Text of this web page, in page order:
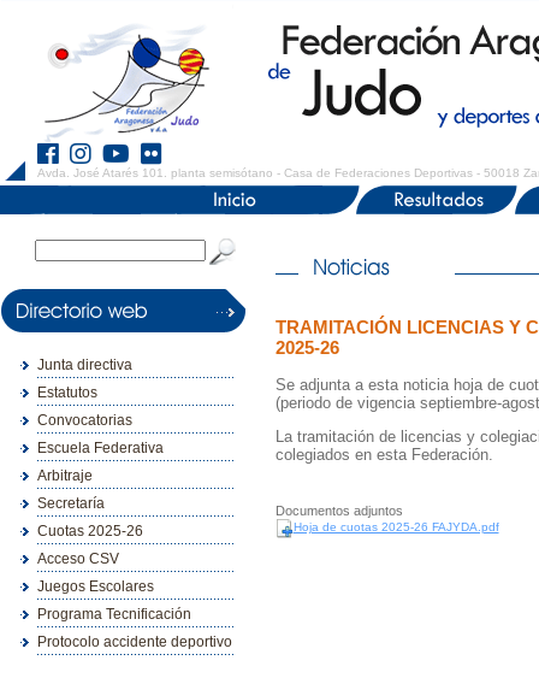
Avda. José Atarés 101. planta semisótano - Casa de Federaciones Deportivas - 50018
Junta directiva
Estatutos
Convocatorias
Escuela Federativa
Arbitraje
Secretaría
Cuotas 2025-26
Acceso CSV
Juegos Escolares
Programa Tecnificación
Protocolo accidente deportivo
TRAMITACIÓN LICENCIAS Y
2025-26
Se adjunta a esta noticia hoja de
(periodo de vigencia septiembre-
La tramitación de licencias y
colegiados en esta Federación.
Documentos adjuntos
Hoja de cuotas 2025-26 FAJYDA.pdf